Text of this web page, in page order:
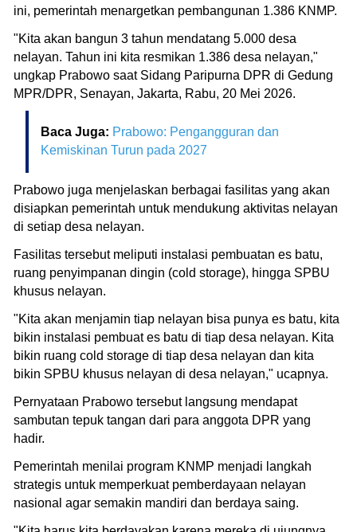
ini, pemerintah menargetkan pembangunan 1.386 KNMP.
"Kita akan bangun 3 tahun mendatang 5.000 desa
nelayan. Tahun ini kita resmikan 1.386 desa nelayan,"
ungkap Prabowo saat Sidang Paripurna DPR di Gedung
MPR/DPR, Senayan, Jakarta, Rabu, 20 Mei 2026.
Baca Juga: Prabowo: Pengangguran dan
Kemiskinan Turun pada 2027
Prabowo juga menjelaskan berbagai fasilitas yang akan
disiapkan pemerintah untuk mendukung aktivitas nelayan
di setiap desa nelayan.
Fasilitas tersebut meliputi instalasi pembuatan es batu,
ruang penyimpanan dingin (cold storage), hingga SPBU
khusus nelayan.
"Kita akan menjamin tiap nelayan bisa punya es batu, kita
bikin instalasi pembuat es batu di tiap desa nelayan. Kita
bikin ruang cold storage di tiap desa nelayan dan kita
bikin SPBU khusus nelayan di desa nelayan," ucapnya.
Pernyataan Prabowo tersebut langsung mendapat
sambutan tepuk tangan dari para anggota DPR yang
hadir.
Pemerintah menilai program KNMP menjadi langkah
strategis untuk memperkuat pemberdayaan nelayan
nasional agar semakin mandiri dan berdaya saing.